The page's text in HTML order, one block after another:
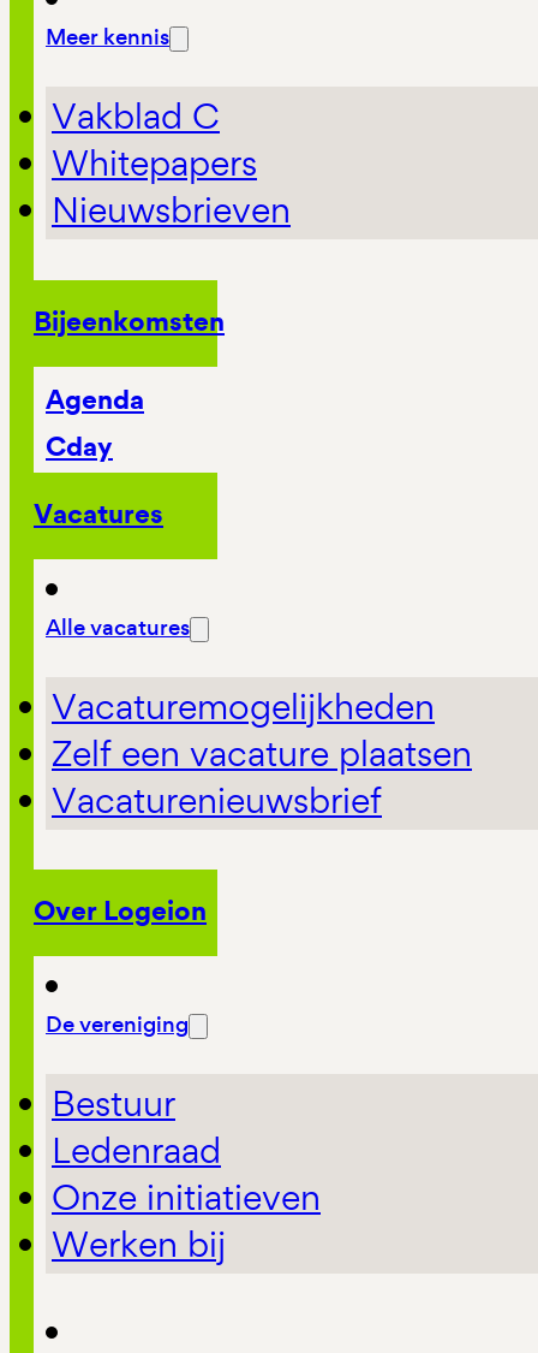
Meer kennis
Vakblad C
Whitepapers
Nieuwsbrieven
Bijeenkomsten
Agenda
Cday
Vacatures
Alle vacatures
Vacaturemogelijkheden
Zelf een vacature plaatsen
Vacaturenieuwsbrief
Over Logeion
De vereniging
Bestuur
Ledenraad
Onze initiatieven
Werken bij